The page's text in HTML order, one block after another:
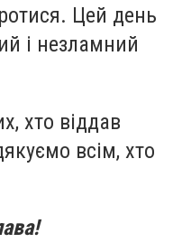
Цей день
і незламний
хто віддав
всім, хто